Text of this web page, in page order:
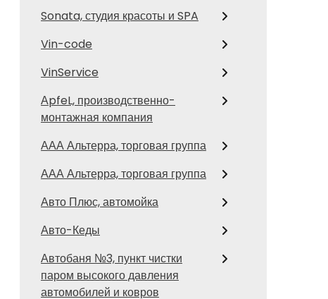
Sonata, студия красоты и SPA
Vin-code
VinService
АpfeL, производственно-
монтажная компания
ААА Альтерра, торговая группа
ААА Альтерра, торговая группа
Авто Плюс, автомойка
Авто-Кеды
Автобаня №3, пункт чистки
паром высокого давления
автомобилей и ковров